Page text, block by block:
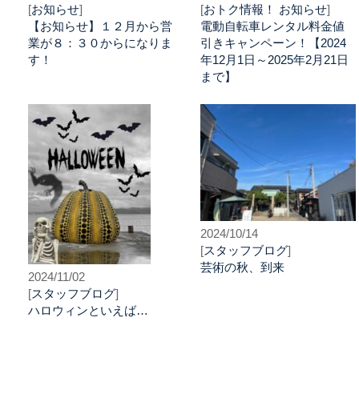
[お知らせ]
【お知らせ】１２月から営
業が８：３０からになりま
す！
[おトク情報！ お知らせ]
電動自転車レンタル料金値
引きキャンペーン！【2024
年12月1日～2025年2月21日
まで】
2024/11/02
[スタッフブログ]
ハロウィンといえば…
2024/10/14
[スタッフブログ]
芸術の秋、到来